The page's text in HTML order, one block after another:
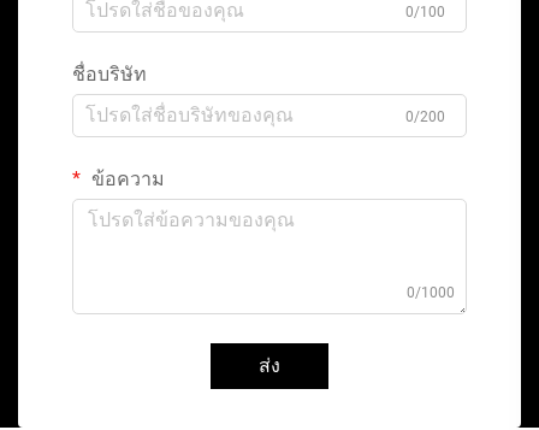
0/100
ชื่อบริษัท
0/200
ข้อความ
0/1000
ส่ง